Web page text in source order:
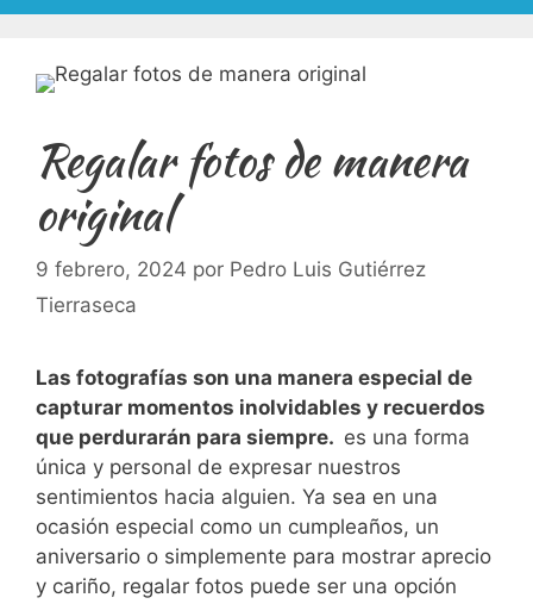
Regalar fotos de manera
original
9 febrero, 2024 por Pedro Luis Gutiérrez
Tierraseca
Las​ fotografías son una manera especial de
capturar momentos inolvidables y‌ recuerdos
que perdurarán ⁣para siempre. ​ es una forma
única y personal de expresar nuestros
sentimientos hacia alguien. Ya sea‌ en una
ocasión especial como un ‌cumpleaños, un
aniversario o simplemente para mostrar aprecio
y cariño, ⁣regalar fotos puede ser una opción